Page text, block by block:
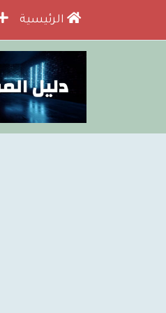
الرئيسية